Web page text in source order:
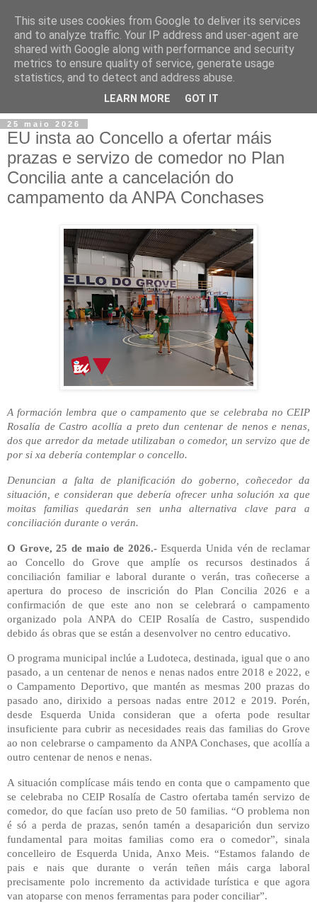
25 maio 2026
EU insta ao Concello a ofertar máis
prazas e servizo de comedor no Plan
Concilia ante a cancelación do
campamento da ANPA Conchases
A formación lembra que o campamento que se celebraba no CEIP
Rosalía de Castro acollía a preto dun centenar de nenos e nenas,
dos que arredor da metade utilizaban o comedor, un servizo que de
por si xa debería contemplar o concello.
Denuncian a falta de planificación do goberno, coñecedor da
situación, e consideran que debería ofrecer unha solución xa que
moitas familias quedarán sen unha alternativa clave para a
conciliación durante o verán.
O Grove, 25 de maio de 2026.-Esquerda Unida vén de reclamar
ao Concello do Grove que amplíe os recursos destinados á
conciliación familiar e laboral durante o verán, tras coñecerse a
apertura do proceso de inscrición do Plan Concilia 2026 e a
confirmación de que este ano non se celebrará o campamento
organizado pola ANPA do CEIP Rosalía de Castro, suspendido
debido ás obras que se están a desenvolver no centro educativo.
O programa municipal inclúe a Ludoteca, destinada, igual que o ano
pasado, a un centenar de nenos e nenas nados entre 2018 e 2022, e
o Campamento Deportivo, que mantén as mesmas 200 prazas do
pasado ano, dirixido a persoas nadas entre 2012 e 2019. Porén,
desde Esquerda Unida consideran que a oferta pode resultar
insuficiente para cubrir as necesidades reais das familias do Grove
ao non celebrarse o campamento da ANPA Conchases, que acollía a
outro centenar de nenos e nenas.
A situación complícase máis tendo en conta que o campamento que
se celebraba no CEIP Rosalía de Castro ofertaba tamén servizo de
comedor, do que facían uso preto de 50 familias. “O problema non
é só a perda de prazas, senón tamén a desaparición dun servizo
fundamental para moitas familias como era o comedor”, sinala
concelleiro de Esquerda Unida, Anxo Meis. “Estamos falando de
pais e nais que durante o verán teñen máis carga laboral
precisamente polo incremento da actividade turística e que agora
van atoparse con menos ferramentas para poder conciliar”.
This site uses cookies from Google to deliver its services
and to analyze traffic. Your IP address and user-agent are
shared with Google along with performance and security
metrics to ensure quality of service, generate usage
statistics, and to detect and address abuse.
LEARN MORE GOT IT